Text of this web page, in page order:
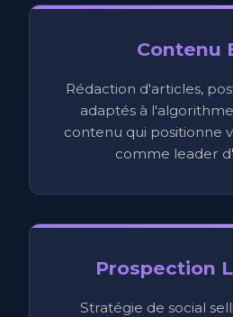
Contenu
Rédaction d'articles,
adaptés à
contenu qui positionne
comme leader
Prospection
Stratégie de social